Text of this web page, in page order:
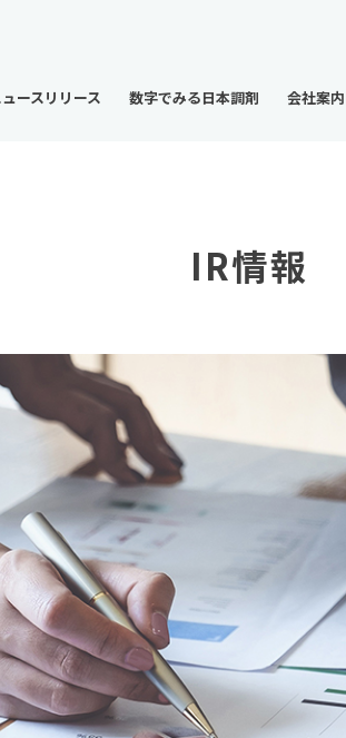
IR情報
ースリリース 数字でみる日本調剤 会社案内